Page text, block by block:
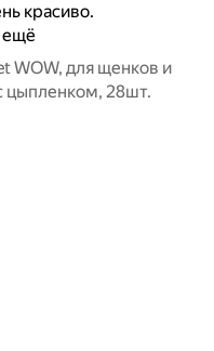
красиво.
ещё
WOW, для щенков и
цыпленком, 28шт.